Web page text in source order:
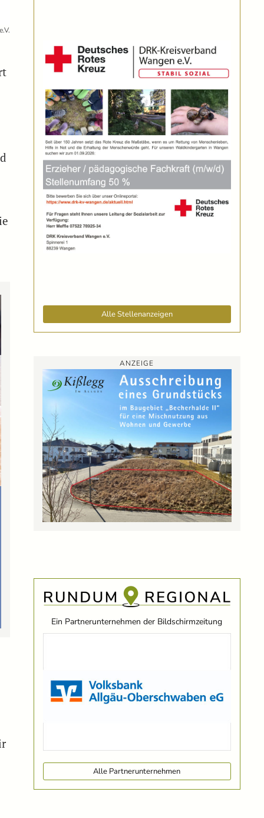
Alle Stellenanzeigen
ANZEIGE
Ein Partnerunternehmen der Bildschirmzeitung
Alle Partnerunternehmen